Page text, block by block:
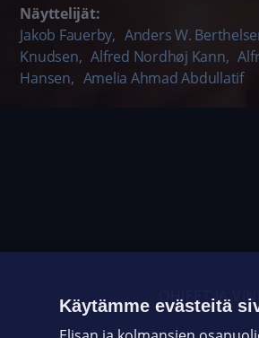
Näyttelijät:
Jakob Fauerby, Anders W.
Knudsen, Alfred Nordhøj Kann,
Hansen, Amelia Ahmad Abdullatif
OHJEET JA
Käytämme evästeitä